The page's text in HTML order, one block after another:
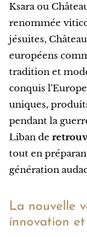
Ksara ou
renommée
jésuites,
européens
tradition et
conquis l'Europe
uniques,
pendant la
Liban de
tout en
génération
La nouvelle
innovation